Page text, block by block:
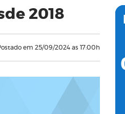
2018
em 25/09/2024 as 17:00h